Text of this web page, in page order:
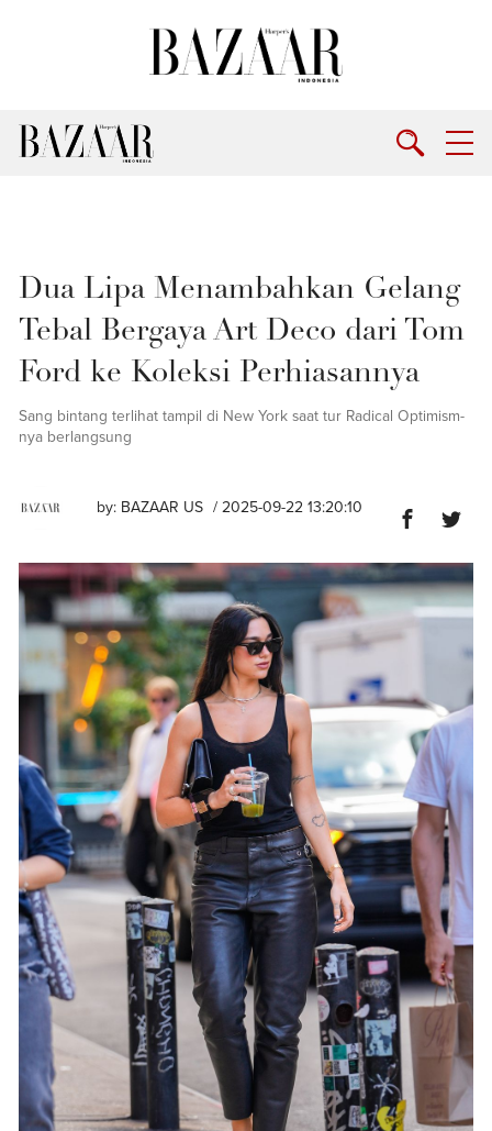
Dua Lipa Menambahkan Gelang
Tebal Bergaya Art Deco dari Tom
Ford ke Koleksi Perhiasannya
Sang bintang terlihat tampil di New York saat tur Radical Optimism-
nya berlangsung
by: BAZAAR US / 2025-09-22 13:20:10